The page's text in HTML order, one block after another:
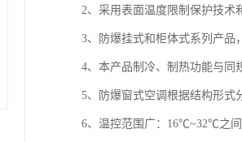
2、采用表面温度限制保护技术
3、防爆挂式和柜体式系列产品
4、本产品制冷、制热功能与同
5、防爆窗式空调根据结构形式
6、温控范围广：16℃~32℃之间